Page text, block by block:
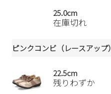
25.0cm
在庫切れ
ピンクコンビ（レースアップ）
22.5cm
残りわずか